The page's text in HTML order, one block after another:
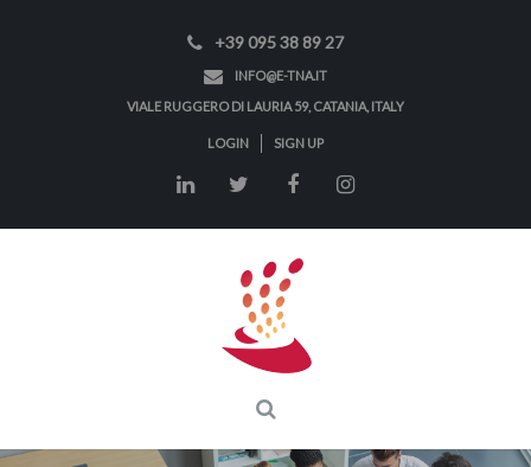
+39 095 38 89 27
INFO@E-TNA.IT
VIALE RUGGERO DI LAURIA 59, CATANIA, ITALY
LOGIN SIGN UP